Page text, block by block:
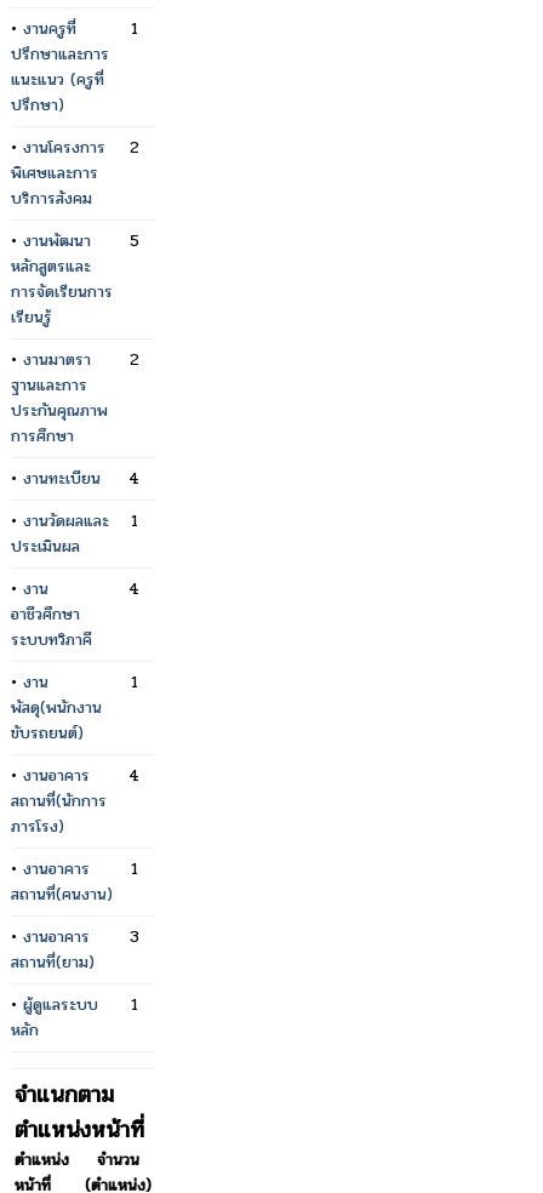
• งานครูที่
ปรึกษาและการ
แนะแนว (ครูที่
ปรึกษา)
1
• งานโครงการ
พิเศษและการ
บริการสังคม
2
• งานพัฒนา
หลักสูตรและ
การจัดเรียนการ
เรียนรู้
5
• งานมาตรา
ฐานและการ
ประกันคุณภาพ
การศึกษา
2
• งานทะเบียน
4
• งานวัดผลและ
ประเมินผล
1
• งาน
อาชีวศึกษา
ระบบทวิภาคี
4
• งาน
พัสดุ(พนักงาน
ขับรถยนต์)
1
• งานอาคาร
สถานที่(นักการ
ภารโรง)
4
• งานอาคาร
สถานที่(คนงาน)
1
• งานอาคาร
สถานที่(ยาม)
3
• ผู้ดูแลระบบ
หลัก
1
จำแนกตาม
ตำแหน่งหน้าที่
ตำแหน่ง
หน้าที่
จำนวน
(ตำแหน่ง)